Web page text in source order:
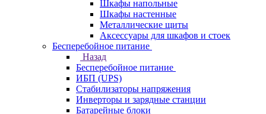
Шкафы напольные
Шкафы настенные
Металлические щиты
Аксессуары для шкафов и стоек
Бесперебойное питание
Назад
Бесперебойное питание
ИБП (UPS)
Стабилизаторы напряжения
Инверторы и зарядные станции
Батарейные блоки